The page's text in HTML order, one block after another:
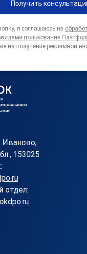
Получить
я соглашаюсь на
пользования
на получение рекламной
Иваново,
153025
отдел: